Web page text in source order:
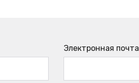
Электронная почта